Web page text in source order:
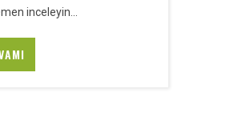
inceleyin...